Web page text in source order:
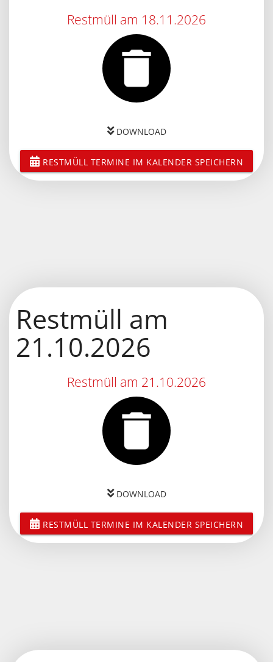
Restmüll am 18.11.2026
DOWNLOAD
RESTMÜLL TERMINE IM KALENDER SPEICHERN
Restmüll am
21.10.2026
Restmüll am 21.10.2026
DOWNLOAD
RESTMÜLL TERMINE IM KALENDER SPEICHERN